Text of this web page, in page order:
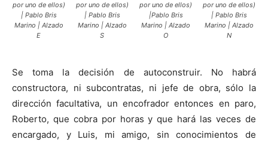
por uno de ellos)
| Pablo Bris
Marino | Alzado
E
por uno de ellos)
| Pablo Bris
Marino | Alzado
S
por uno de ellos)
|Pablo Bris
Marino | Alzado
O
por uno de ellos)
| Pablo Bris
Marino | Alzado
N
Se toma la decisión de autoconstruir. No habrá
constructora, ni subcontratas, ni jefe de obra, sólo la
dirección facultativa, un encofrador entonces en paro,
Roberto, que cobra por horas y que hará las veces de
encargado, y Luis, mi amigo, sin conocimientos de